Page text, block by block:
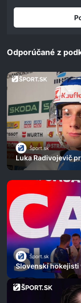
Odporúčané z
Šport.sk
Luka Radivojevič
Šport.sk
Slovenskí hokejisti